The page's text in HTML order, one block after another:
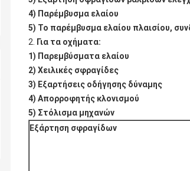
4) Παρέμβυσμα ελαίου
5) Το παρέμβυσμα ελαίου πλαισίου,
2. Για τα οχήματα:
1) Παρεμβύσματα ελαίου
2) Χειλικές σφραγίδες
3) Εξαρτήσεις οδήγησης δύναμης
4) Απορροφητής κλονισμού
5) Στόλισμα μηχανών
Εξάρτηση σφραγίδων